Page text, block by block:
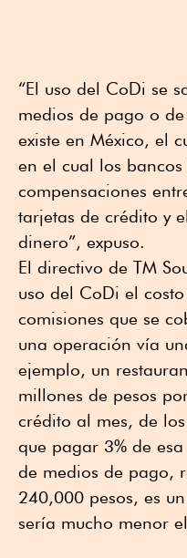
“El uso del CoDi se
medios de pago o
existe en México, el
en el cual los
compensaciones
tarjetas de crédito y
dinero”, expuso.
El directivo de TM
uso del CoDi el
comisiones que se
una operación vía
ejemplo, un
millones de pesos
crédito al mes, de
que pagar 3% de
de medios de pago,
240,000 pesos, es
sería mucho menor